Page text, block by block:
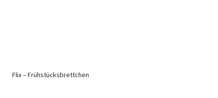
Flix – Frühstücksbrettchen